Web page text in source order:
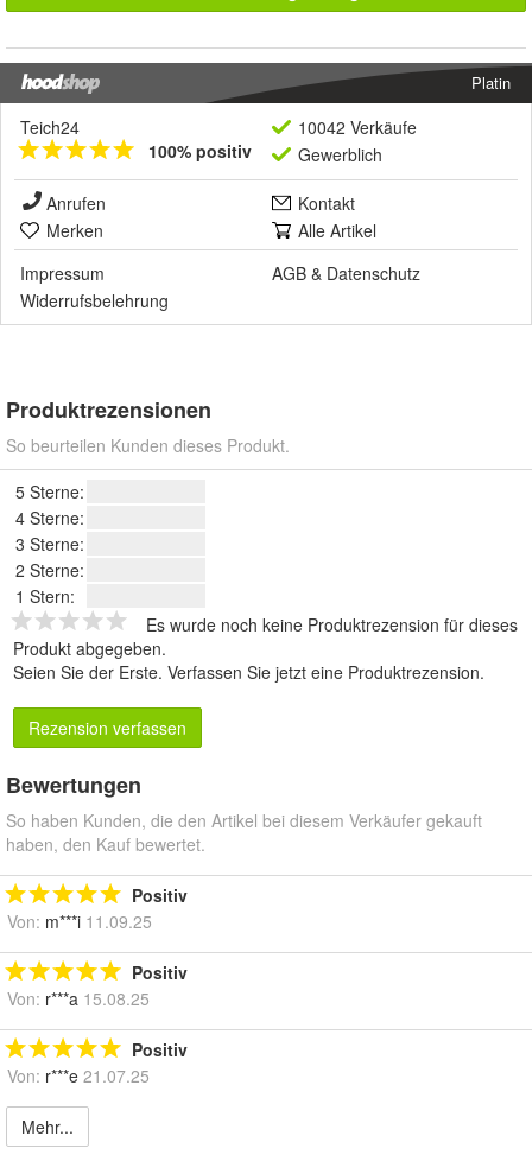
Platin
Teich24
100% positiv
10042 Verkäufe
Gewerblich
Anrufen
Kontakt
Merken
Alle Artikel
Impressum
AGB & Datenschutz
Widerrufsbelehrung
Produktrezensionen
So beurteilen Kunden dieses Produkt.
5 Sterne:
4 Sterne:
3 Sterne:
2 Sterne:
1 Stern:
Es wurde noch keine Produktrezension für dieses
Produkt abgegeben.
Seien Sie der Erste. Verfassen Sie jetzt eine Produktrezension.
Rezension verfassen
Bewertungen
So haben Kunden, die den Artikel bei diesem Verkäufer gekauft
haben, den Kauf bewertet.
Positiv
Von: m***i 11.09.25
Positiv
Von: r***a 15.08.25
Positiv
Von: r***e 21.07.25
Mehr...